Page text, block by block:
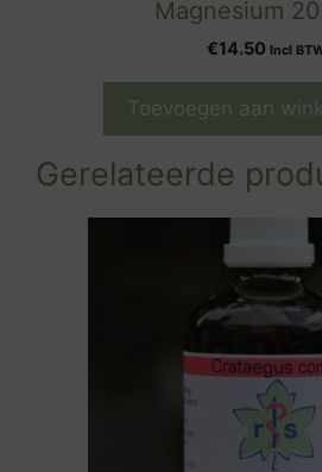
Magnesium
€14.50 Incl
Toevoegen aan
Gerelateerde